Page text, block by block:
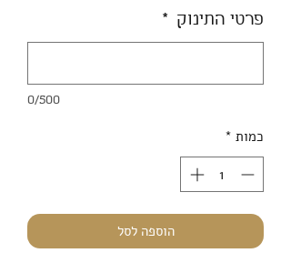
פרטי התינוק *
0/500
כמות *
הוספה לסל